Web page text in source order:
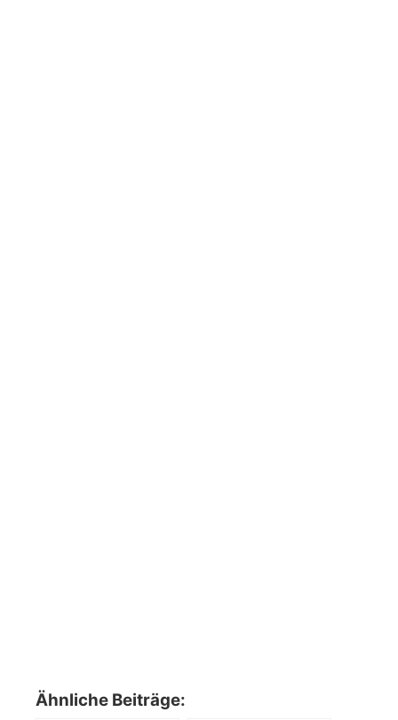
Ähnliche Beiträge: